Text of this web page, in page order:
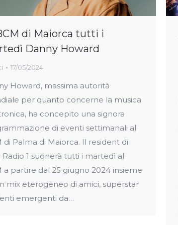
di Maiorca tutti i
Danny Howard
17/05/2024
Howard, massima autorità
per quanto concerne la musica
ha concepito una signora
di eventi settimanali al
di Palma di Maiorca. Il resident di
Radio 1 suonerà tutti i martedì al
a partire dal 25 giugno 2024 insieme
mix eterogeneo di amici, superstar
emergenti da…